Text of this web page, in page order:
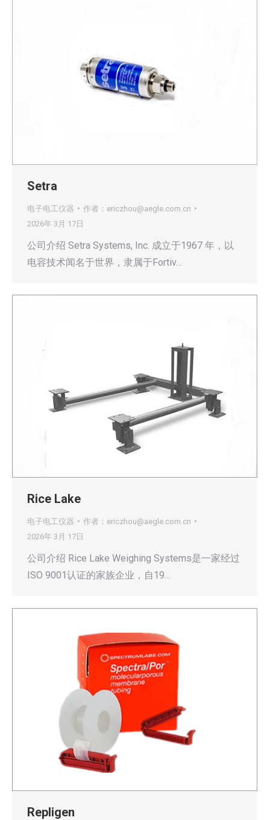
Setra
电子电工仪器 作者： ericzhou@aegle.com.cn
2026年 3月 17日
公司介绍 Setra Systems, Inc. 成立于1967 年，以
电容技术闻名于世界，隶属于Fortiv…
Rice Lake
电子电工仪器 作者： ericzhou@aegle.com.cn
2026年 3月 17日
公司介绍 Rice Lake Weighing Systems是一家经过
ISO 9001认证的家族企业，自19…
Repligen